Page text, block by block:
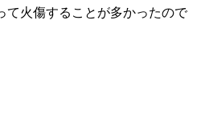
て火傷することが多かったので